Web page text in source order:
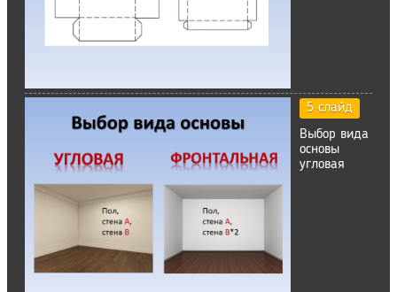
5 слайд
Выбор вида
основы
угловая